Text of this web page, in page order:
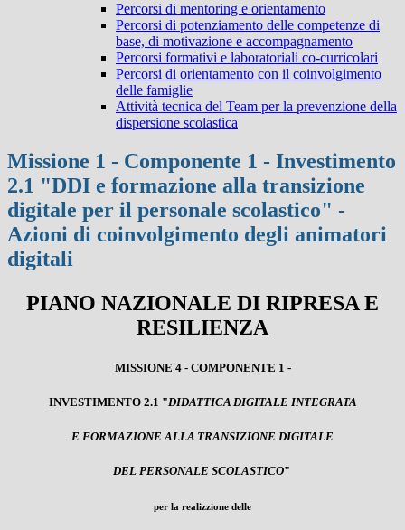
Percorsi di mentoring e orientamento
Percorsi di potenziamento delle competenze di
base, di motivazione e accompagnamento
Percorsi formativi e laboratoriali co-curricolari
Percorsi di orientamento con il coinvolgimento
delle famiglie
Attività tecnica del Team per la prevenzione della
dispersione scolastica
Missione 1 - Componente 1 - Investimento
2.1 "DDI e formazione alla transizione
digitale per il personale scolastico" -
Azioni di coinvolgimento degli animatori
digitali
PIANO NAZIONALE DI RIPRESA E
RESILIENZA
MISSIONE 4 - COMPONENTE 1 -
INVESTIMENTO 2.1 "DIDATTICA DIGITALE INTEGRATA
E FORMAZIONE ALLA TRANSIZIONE DIGITALE
DEL PERSONALE SCOLASTICO"
per la realizzione delle